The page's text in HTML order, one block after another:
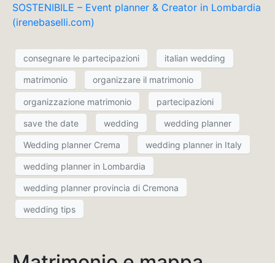
SOSTENIBILE – Event planner & Creator in Lombardia
(irenebaselli.com)
consegnare le partecipazioni italian wedding
matrimonio organizzare il matrimonio
organizzazione matrimonio partecipazioni
save the date wedding wedding planner
Wedding planner Crema wedding planner in Italy
wedding planner in Lombardia
wedding planner provincia di Cremona
wedding tips